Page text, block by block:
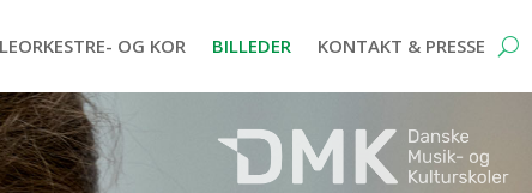
OG KOR BILLEDER KONTAKT & PRESSE